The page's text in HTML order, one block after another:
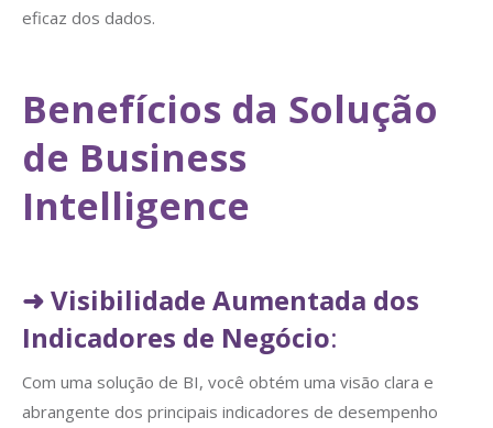
eficaz dos dados.
Benefícios da Solução
de Business
Intelligence
➜Visibilidade Aumentada dos
Indicadores de Negócio:
Com uma solução de BI, você obtém uma visão clara e
abrangente dos principais indicadores de desempenho